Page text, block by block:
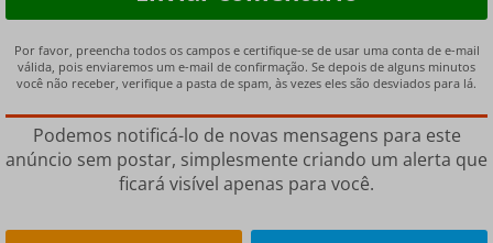
Por favor, preencha todos os campos e certifique-se de usar uma conta de e-mail
válida, pois enviaremos um e-mail de confirmação. Se depois de alguns minutos
você não receber, verifique a pasta de spam, às vezes eles são desviados para lá.
Podemos notificá-lo de novas mensagens para este
anúncio sem postar, simplesmente criando um alerta que
ficará visível apenas para você.